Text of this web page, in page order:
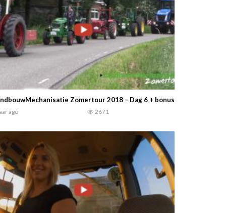
Zomertour 2018 – Dag 6 + bonusmateriaal –
ago 2671